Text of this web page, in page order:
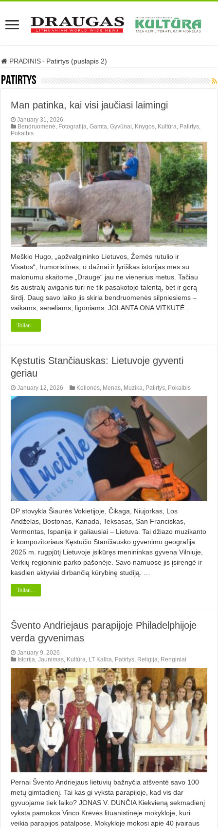
PRADINIS - Patirtys (puslapis 2)
Patirtys
Man patinka, kai visi jaučiasi laimingi
January 31, 2026
Bendruomenė, Fotografija,Gamta,Gyvūnai, Knygos, Kultūra, Patirtys,
Pokalbis
Meškio Hugo, „apžvalgininko Lietuvos, Žemės rutulio ir
Visatos“, humoristines, o dažnai ir lyriškas istorijas mes su
malonumu skaitome „Drauge“ jau ne vienerius metus. Tačiau
šis australų aviganis turi ne tik pasakotojo talentą, bet ir gerą
širdį. Daug savo laiko jis skiria bendruomenės silpniesiems –
vaikams, seneliams, ligoniams. JOLANTA ONA VITKUTĖ …
Toliau...
Kęstutis Stančiauskas: Lietuvoje gyventi
geriau
January 12, 2026 Kelionės Menas Muzika Patirtys Pokalbis
DP stovykla Šiaurės Vokietijoje, Čikaga, Niujorkas, Los
Andželas, Bostonas, Kanada, Teksasas, San Franciskas,
Vermontas, Ispanija ir galiausiai – Lietuva. Tai džiazo muzikanto
ir kompozitoriaus Kęstučio Stančiausko gyvenimo geografija.
2025 m. rugpjūtį Lietuvoje įsikūręs menininkas gyvena Vilniuje,
Verkių regioninio parko pašonėje. Savo namuose jis įsirengė ir
kasdien aktyviai dirbančią kūrybinę studiją. …
Toliau...
Švento Andriejaus parapijoje Philadelphijoje
verda gyvenimas
January 9, 2026
Istorija ,Jaunimas Kultūra LT Kalba Patirtys Religija Renginiai
Pernai Švento Andriejaus lietuvių bažnyčia atšventė savo 100
metų gimtadienį. Tai kas gi vyksta parapijoje, kad vis dar
gyvuojame tiek laiko? JONAS V. DUNČIA Kiekvieną sekmadienį
vyksta pamokos Vinco Krėvės lituanistinėje mokykloje, kuri
veikia parapijos patalpose. Mokykloje mokosi apie 40 įvairaus